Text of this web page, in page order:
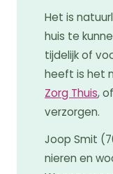
Het is
huis te
tijdelijk of
heeft is het
Zorg Thuis,
verzorgen.
Joop Smit
nieren en